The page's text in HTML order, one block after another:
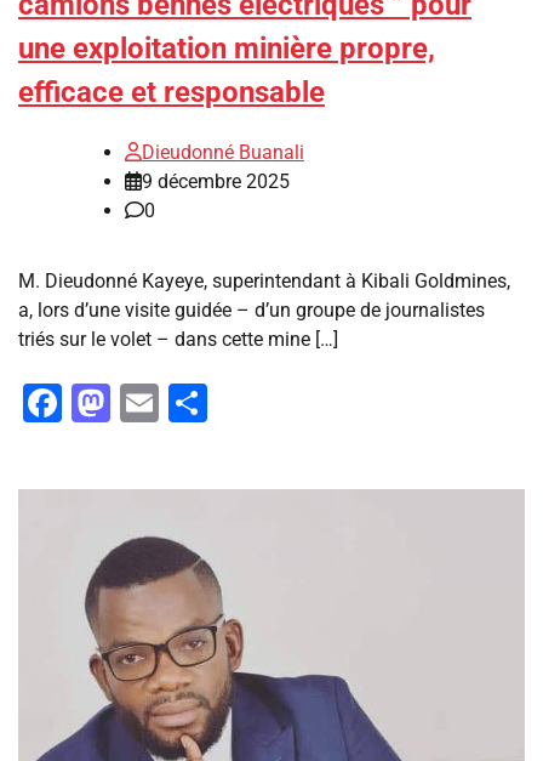
une exploitation minière propre,
efficace et responsable
Dieudonné Buanali
9 décembre 2025
0
M. Dieudonné Kayeye, superintendant à Kibali Goldmines,
a, lors d’une visite guidée – d’un groupe de journalistes
triés sur le volet – dans cette mine […]
Facebook
Mastodon
Email